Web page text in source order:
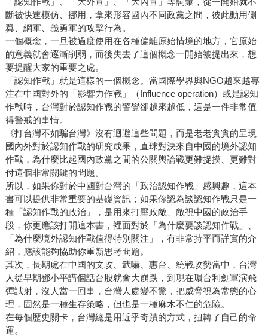
斷被快速模仿、挪用，拿來形容國內不同政黨之間，彼此動用側
翼、網軍、義勇軍的攻擊行為。
一個概念，一旦被過度使用在各種偏離原始情境的地方，它原始
的意義就會逐漸削弱，而後失去了這個概念一開始被提出來，想
要提醒大家的重要之處。
「認知作戰」就是這樣的一個概念。當國際學界與NGO越來越專
注在中國對外的「影響力作戰」（Influence operation）或是認知
作戰時，台灣對於認知作戰的警覺卻越來越低，這是一件非常值
得警戒的事情。
《打台灣不如騙台灣》沒有迴避這些問題，而是老老實實的呈現
國內外對於認知作戰的研究成果，直球對決來自中國的境外認知
作戰，為什麼比起國內政黨之間的公關輿論戰更難捉摸、更難對
付這個非常關鍵的問題。
所以，如果你對於中國對台灣的「政治認知作戰」感興趣，這本
書可以提供非常重要的基礎資訊；如果你認為談認知作戰只是一
種「認知作戰的政治」，是用來打壓政敵、敵視中國的政治手
段，你更應該打開這本書，裡面對於「為什麼要談認知作戰」、
「為什麼境外認知作戰值得特別關注」，有非常持平而詳實的介
紹，應該能夠協助你重新思考問題。
其次，長期處在中國的文攻、武嚇、惠台、統戰攻勢當中，台灣
人從早期鄧小平講個話台股就會大崩跌，到現在環台利劍軍演飛
彈試射，沒人當一回事，台灣人處變不驚，把威脅視為常態的心
理，固然是一種生存策略，但也是一種麻木不仁的危險。
在每個歷史關卡，台灣總是用近乎奇蹟的方式，扭轉了自己的命
運。